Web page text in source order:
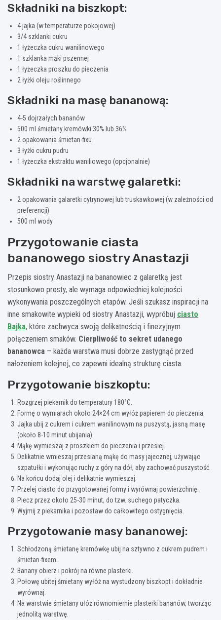
Składniki na biszkopt:
4 jajka (w temperaturze pokojowej)
3/4 szklanki cukru
1 łyżeczka cukru wanilinowego
1 szklanka mąki pszennej
1 łyżeczka proszku do pieczenia
2 łyżki oleju roślinnego
Składniki na masę bananową:
4-5 dojrzałych bananów
500 ml śmietany kremówki 30% lub 36%
2 opakowania śmietan-fixu
3 łyżki cukru pudru
1 łyżeczka ekstraktu waniliowego (opcjonalnie)
Składniki na warstwę galaretki:
2 opakowania galaretki cytrynowej lub truskawkowej (w zależności od
preferencji)
500 ml wody
Przygotowanie ciasta
bananowego siostry Anastazji
Przepis siostry Anastazji na bananowiec z galaretką jest
stosunkowo prosty, ale wymaga odpowiedniej kolejności
wykonywania poszczególnych etapów. Jeśli szukasz inspiracji na
inne smakowite wypieki od siostry Anastazji, wypróbuj ciasto
Bajka, które zachwyca swoją delikatnością i finezyjnym
połączeniem smaków. Cierpliwość to sekret udanego
bananowca – każda warstwa musi dobrze zastygnąć przed
nałożeniem kolejnej, co zapewni idealną strukturę ciasta.
Przygotowanie biszkoptu:
Rozgrzej piekarnik do temperatury 180°C.
Formę o wymiarach około 24×24 cm wyłóż papierem do pieczenia.
Jajka ubij z cukrem i cukrem wanilinowym na puszystą, jasną masę
(około 8-10 minut ubijania).
Mąkę wymieszaj z proszkiem do pieczenia i przesiej.
Delikatnie wmieszaj przesianą mąkę do masy jajecznej, używając
szpatułki i wykonując ruchy z góry na dół, aby zachować puszystość.
Na końcu dodaj olej i delikatnie wymieszaj.
Przelej ciasto do przygotowanej formy i wyrównaj powierzchnię.
Piecz przez około 25-30 minut, do tzw. suchego patyczka.
Wyjmij z piekarnika i pozostaw do całkowitego ostygnięcia.
Przygotowanie masy bananowej:
Schłodzoną śmietanę kremówkę ubij na sztywno z cukrem pudrem i
śmietan-fixem.
Banany obierz i pokrój na równe plasterki.
Połowę ubitej śmietany wyłóż na wystudzony biszkopt i dokładnie
wyrównaj.
Na warstwie śmietany ułóż równomiernie plasterki bananów, tworząc
jednolitą warstwę.